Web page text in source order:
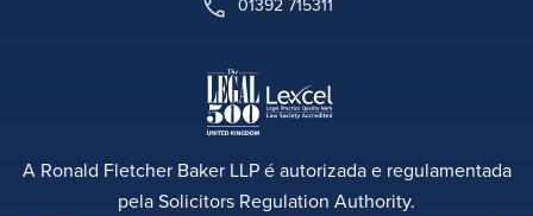
01392 715311
A Ronald Fletcher Baker LLP é autorizada e regulamentada
pela Solicitors Regulation Authority.